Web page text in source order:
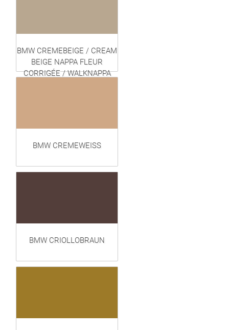
BMW CREMEBEIGE / CREAM
BEIGE NAPPA FLEUR
CORRIGÉE / WALKNAPPA
BMW CREMEWEISS
BMW CRIOLLOBRAUN